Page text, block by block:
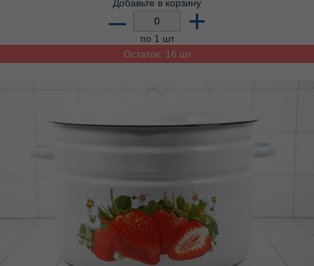
Добавьте в корзину
– +
по 1 шт
Остаток: 16 шт